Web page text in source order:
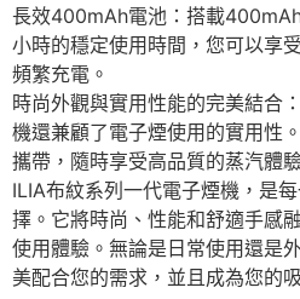
長效400mAh電池：搭載
小時的穩定使用時間，您可以享
頻繁充電。
時尚外觀與實用性能的完美結合
機還兼顧了電子煙使用的實用性
攜帶，隨時享受高品質的蒸汽體
ILIA布紋系列一代電子煙機，是
擇。它將時尚、性能和舒適手感
使用體驗。無論是日常使用還是
美配合您的需求，並且成為您的